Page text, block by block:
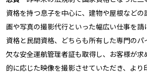
資格を持つ息子を中心に、建物や屋根など
画や写真の撮影代行といった幅広い仕事を請
資格と民間資格、どちらも所有した専門の
欠な安全運航管理者証も取得し、お客様が求
的に応じた映像を撮影させていただき、より